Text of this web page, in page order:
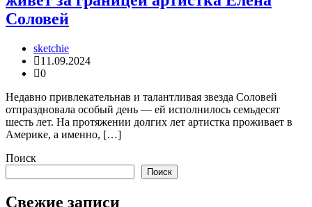
Соловей
sketchie
11.09.2024
0
Недавно привлекательнав и талантливая звезда Соловей
отпраздновала особый день — ей исполнилось семьдесят
шесть лет. На протяжении долгих лет артистка проживает в
Америке, а именно, […]
Поиск
Поиск
Свежие записи